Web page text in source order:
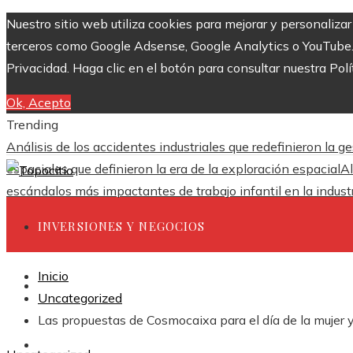
Nuestro sitio web utiliza cookies para mejorar y
terceros como Google Adsense, Google Analytics o
Privacidad. Haga clic en el botón para consultar nuestra
Ok, Acepto
Trending
Análisis de los accidentes industriales que redefinieron la
espaciales que definieron la era de la exploración espacial
escándalos más impactantes de trabajo infantil en la
INVERSIONES Y NEGOCIOS
CIENCIA Y TECNOLOGÍA
Inicio
Uncategorized
Las propuestas de Cosmocaixa para el día de la mujer